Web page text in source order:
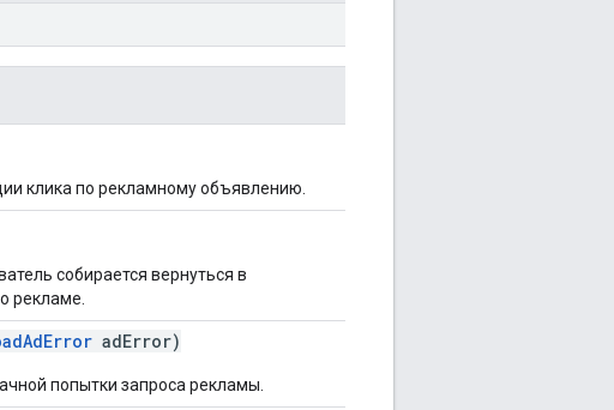
клика по рекламному объявлению.
собирается вернуться в
рекламе.
adError)
попытки запроса рекламы.